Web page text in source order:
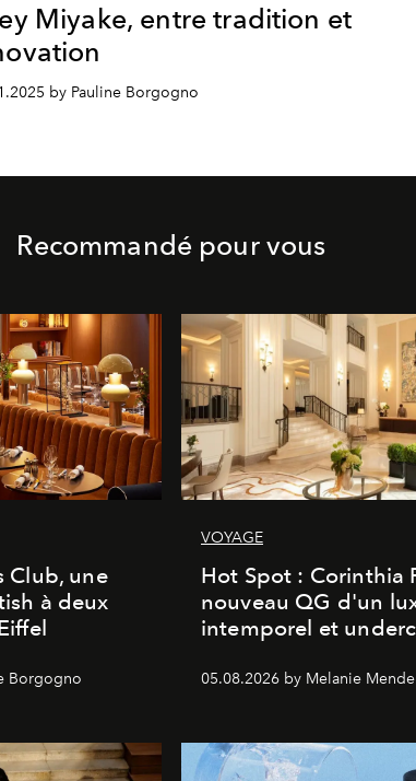
Miyake, entre tradition et
by Pauline Borgogno
Recommandé pour vous
Club, une
à deux
Borgogno
VOYAGE
Hot Spot : Corinthia
nouveau QG d'un
intemporel et
05.08.2026 by Melanie